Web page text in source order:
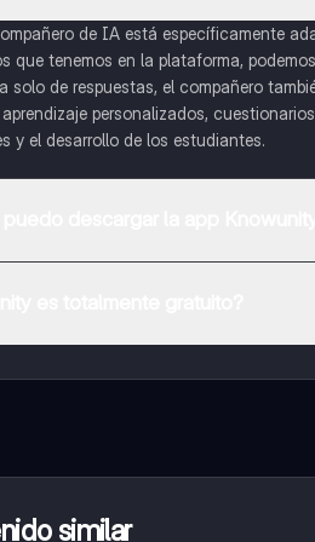
de IA está específicamente
que tenemos en la plataforma,
solo de respuestas, el compañero
personalizados,
y el desarrollo de los estudiantes.
Puedes ganar dinero utilizando la
similar